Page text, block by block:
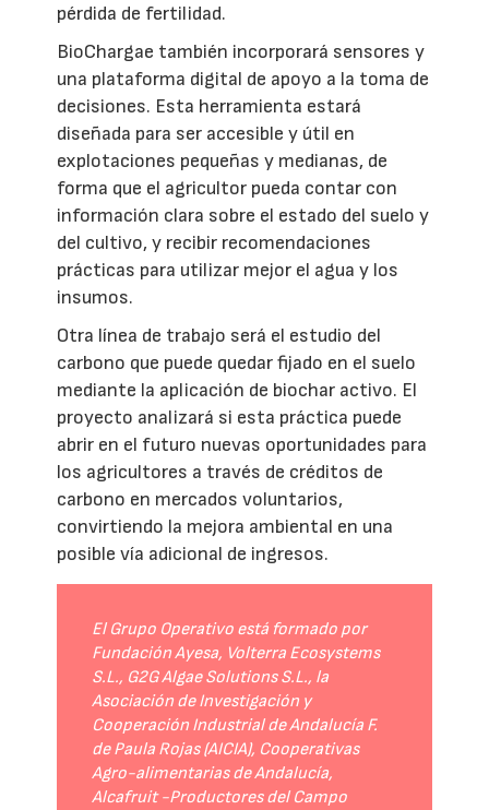
pérdida de fertilidad.
BioChargae también incorporará sensores y
una plataforma digital de apoyo a la toma de
decisiones. Esta herramienta estará
diseñada para ser accesible y útil en
explotaciones pequeñas y medianas, de
forma que el agricultor pueda contar con
información clara sobre el estado del suelo y
del cultivo, y recibir recomendaciones
prácticas para utilizar mejor el agua y los
insumos.
Otra línea de trabajo será el estudio del
carbono que puede quedar fijado en el suelo
mediante la aplicación de biochar activo. El
proyecto analizará si esta práctica puede
abrir en el futuro nuevas oportunidades para
los agricultores a través de créditos de
carbono en mercados voluntarios,
convirtiendo la mejora ambiental en una
posible vía adicional de ingresos.
El Grupo Operativo está formado por
Fundación Ayesa, Volterra Ecosystems
S.L., G2G Algae Solutions S.L., la
Asociación de Investigación y
Cooperación Industrial de Andalucía F.
de Paula Rojas (AICIA), Cooperativas
Agro-alimentarias de Andalucía,
Alcafruit -Productores del Campo